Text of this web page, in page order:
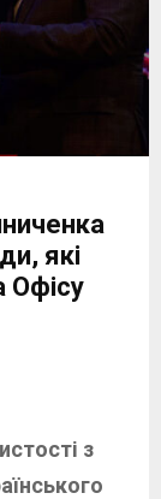
які
Офісу
з